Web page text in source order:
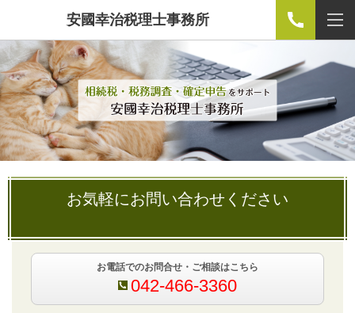
安國幸治税理士事務所
お気軽にお問い合わせください
お電話でのお問合せ・ご相談はこちら
042-466-3360